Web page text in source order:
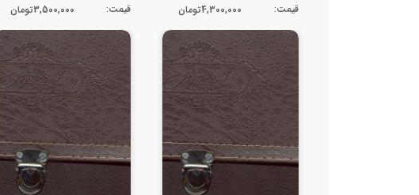
قیمت: 4,300,000تومان قیمت: 3,500,000تومان